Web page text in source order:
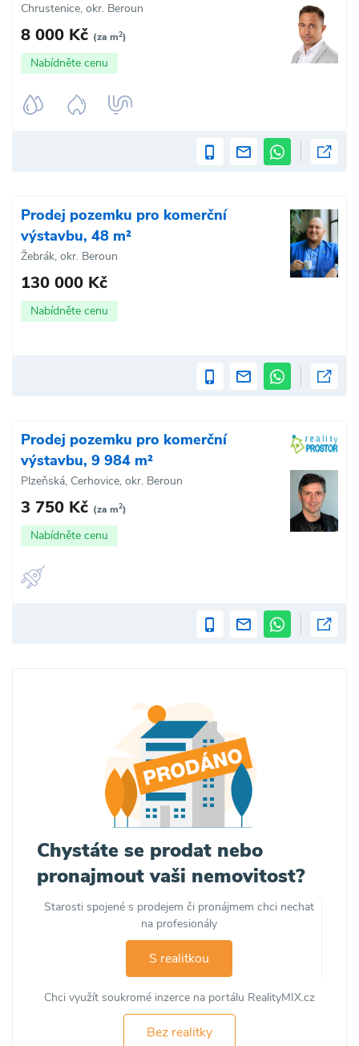
Chrustenice, okr. Beroun
8 000 Kč (za m2)
Nabídněte cenu
Prodej pozemku pro komerční
výstavbu, 48 m²
Žebrák, okr. Beroun
130 000 Kč
Nabídněte cenu
Prodej pozemku pro komerční
výstavbu, 9 984 m²
Plzeňská, Cerhovice, okr. Beroun
3 750 Kč (za m2)
Nabídněte cenu
Chystáte se prodat nebo
pronajmout vaši nemovitost?
Starosti spojené s prodejem či pronájmem chci nechat
na profesionály
S realitkou
Chci využít soukromé inzerce na portálu RealityMIX.cz
Bez realitky